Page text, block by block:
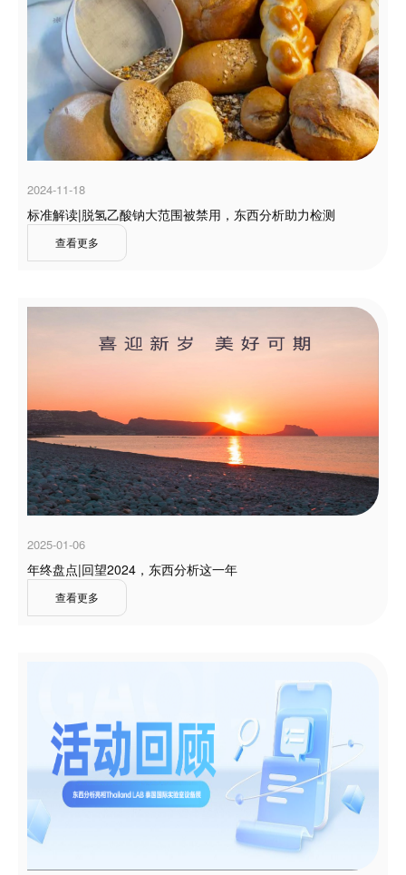
2024-11-18
标准解读|脱氢乙酸钠大范围被禁用，东西分析助力检测
查看更多
2025-01-06
年终盘点|回望2024，东西分析这一年
查看更多